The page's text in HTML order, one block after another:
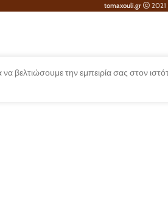
tomaxouli.gr 2021
να βελτιώσουμε την εμπειρία σας στον